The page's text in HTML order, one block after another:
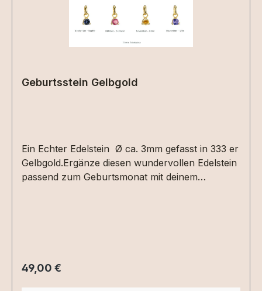
Geburtsstein Gelbgold
Ein Echter Edelstein Ø ca. 3mm gefasst in 333 er
Gelbgold.Ergänze diesen wundervollen Edelstein
passend zum Geburtsmonat mit deinem
Regulärer Preis:
49,00 €